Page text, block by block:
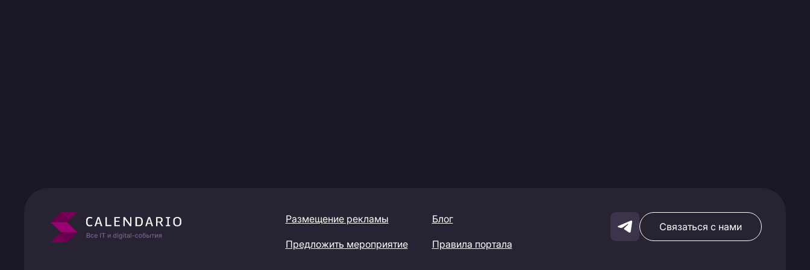
Размещение рекламы Блог
Предложить мероприятие Правила портала
Связаться с нами